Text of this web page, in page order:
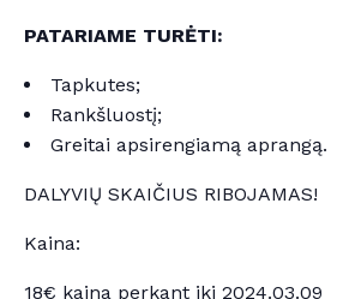
PATARIAME TURĖTI:
Tapkutes;
Rankšluostį;
Greitai apsirengiamą aprangą.
DALYVIŲ SKAIČIUS RIBOJAMAS!
Kaina:
18€ kaina perkant iki 2024.03.09